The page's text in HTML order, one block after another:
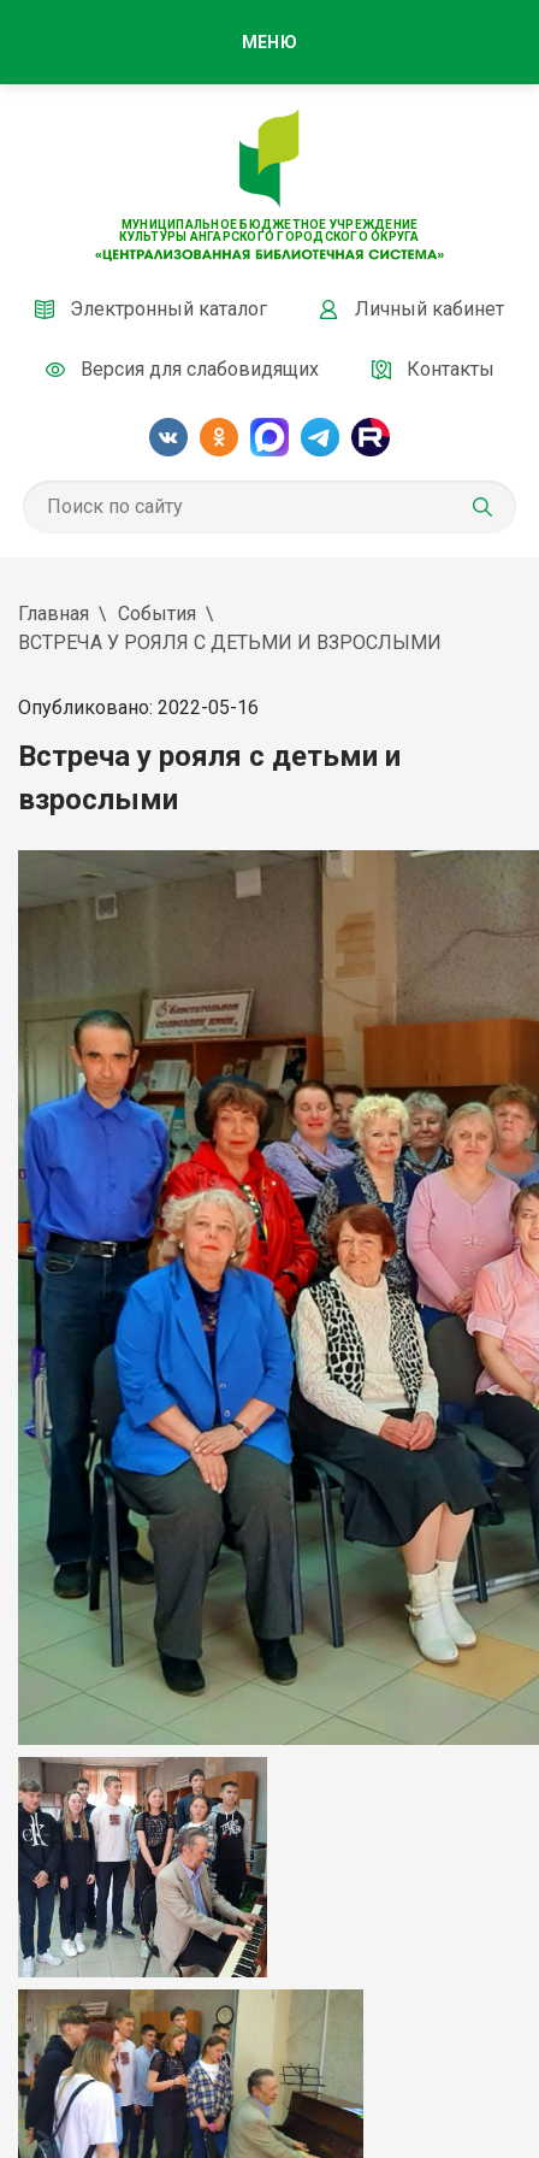
МУНИЦИПАЛЬНОЕ БЮДЖЕТНОЕ УЧРЕЖДЕНИЕ
КУЛЬТУРЫ АНГАРСКОГО ГОРОДСКОГО ОКРУГА
Электронный каталог Личный кабинет
Версия для слабовидящих Контакты
МЕНЮ
Главная
События
ВСТРЕЧА У РОЯЛЯ С ДЕТЬМИ И ВЗРОСЛЫМИ
Опубликовано: 2022-05-16
Встреча у рояля с детьми и
взрослыми